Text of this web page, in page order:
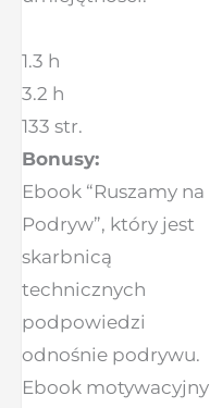
1.3 h
3.2 h
133 str.
Bonusy:
Ebook “Ruszamy na
Podryw”, który jest
skarbnicą
technicznych
podpowiedzi
odnośnie podrywu.
Ebook motywacyjny